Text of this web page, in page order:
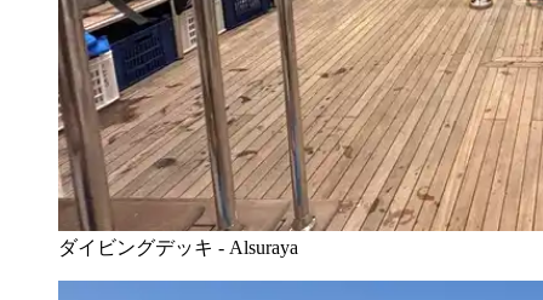
ダイビングデッキ - Alsuraya